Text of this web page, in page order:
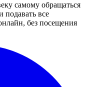
самому обращаться
подавать все
без посещения